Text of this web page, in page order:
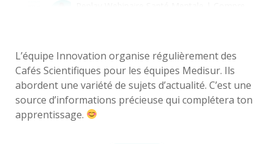
Replay Webinaire Santé Mentale |Prévention
Replay Webinaire Octobre Rose et Movember
L’équipe Innovation organise régulièrement des
Cafés Scientifiques pour les équipes Medisur. Ils
abordent une variété de sujets d’actualité. C’est une
source d’informations précieuse qui complétera ton
apprentissage.